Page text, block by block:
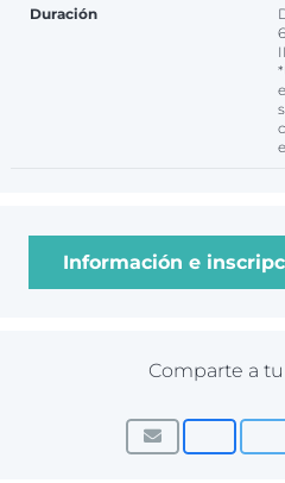
Duración
Información e
Comparte a